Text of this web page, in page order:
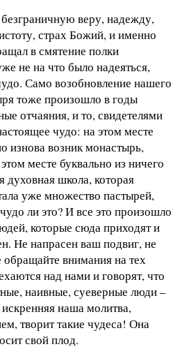
веру, надежду,
страх Божий, и именно
в смятение полки
не на что было надеяться,
Само возобновление нашего
тоже произошло в годы
отчаяния, и то, свидетелями
чудо: на этом месте
изнова возник монастырь,
месте буквально из ничего
духовная школа, которая
уже множество пастырей,
ли это? И все это произошло
которые сюда приходят и
Не напрасен ваш подвиг, не
внимания на тех
над нами и говорят, что
наивные, суеверные люди –
наша молитва,
творит такие чудеса! Она
свой плод.